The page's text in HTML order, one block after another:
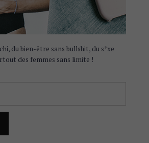
du bien-être sans bullshit, du s*xe
des femmes sans limite !